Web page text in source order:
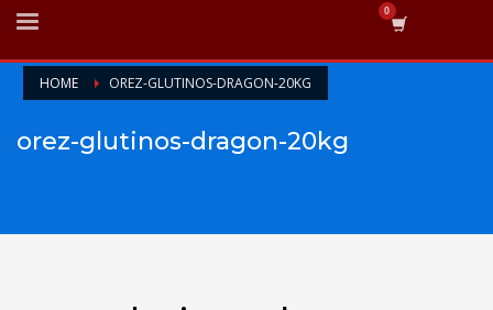
HOME OREZ-GLUTINOS-DRAGON-20KG
orez-glutinos-dragon-20kg